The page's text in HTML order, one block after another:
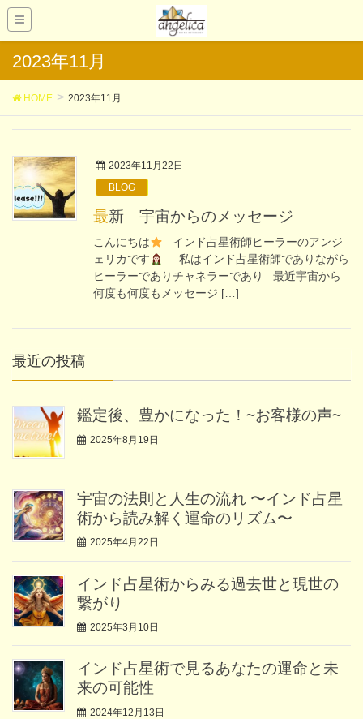
2023年11月
HOME 2023年11月
2023年11月22日
BLOG
最新 宇宙からのメッセージ
こんにちは
インド占星術師ヒーラーのアンジ
ェリカです
私はインド占星術師でありながら
ヒーラーでありチャネラーであり 最近宇宙から
何度も何度もメッセージ […]
最近の投稿
鑑定後、豊かになった！~お客様の声~
2025年8月19日
宇宙の法則と人生の流れ 〜インド占星
術から読み解く運命のリズム〜
2025年4月22日
インド占星術からみる過去世と現世の
繋がり
2025年3月10日
インド占星術で見るあなたの運命と未
来の可能性
2024年12月13日